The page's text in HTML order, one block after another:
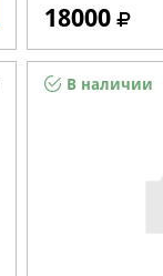
18000
В наличии